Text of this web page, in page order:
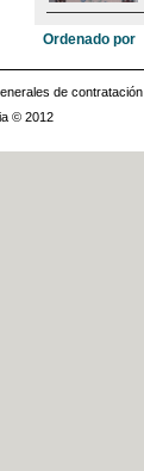
Ordenado por
de contratación
© 2012